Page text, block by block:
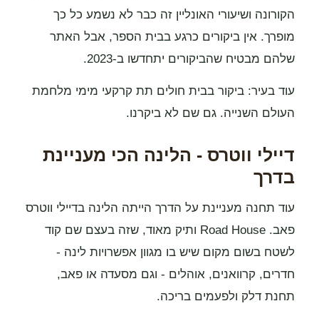
הקורונה ושיעורי האונליין זה כבר לא נשמע כל כך
מופרך. אין ביקורים כרגע בבית הספר, אבל האתר
שלהם מבטיח שהביקורים יתחדשו ב-2023.
עוד בעיר: ביקור בבית חולים תת קרקעי מימי מלחמת
העולם השנייה. גם שם לא ביקרנו.
דיילי ווטרס - הלינה הכי מעניינת
בדרך
עוד תחנה מעניינת על הדרך הייתה הלינה בדיילי ווטרס
פאב. Road House ותיק מאוד, שזה בעצם שם קוד
לשטח בשום מקום שיש בו מגוון אפשרויות לינה -
חדרים, קרוואנים, אוהלים - וגם מסעדה או פאב,
תחנת דלק ולפעמים בריכה.